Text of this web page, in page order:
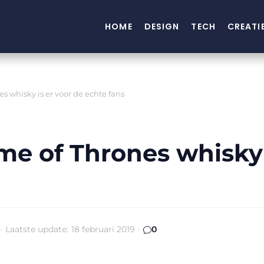
HOME DESIGN TECH
whisky is er voor de echte fans
of Thrones
· Laatste update: 18 februari 2019 · 0